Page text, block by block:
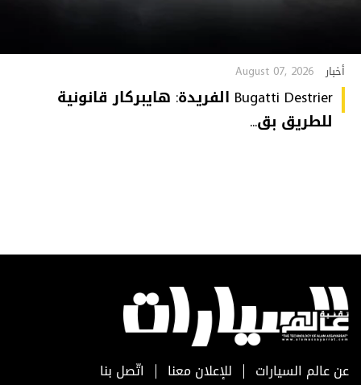
أخبار August 07, 2026
Bugatti Destrier الفريدة: هايبركار قانونية
للطريق بق...
عن عالم السيارات للإعلان معنا اتّصل بنا